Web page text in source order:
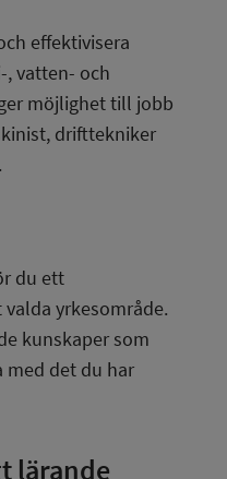
effektivisera
, vatten- och
möjlighet till jobb
drifttekniker
du ett
yrkesområde.
kunskaper som
med det du har
lärande